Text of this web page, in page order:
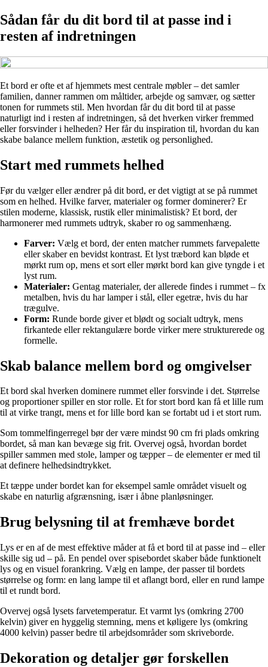
Sådan får du dit bord til at passe ind i
resten af indretningen
Et bord er ofte et af hjemmets mest centrale møbler – det samler
familien, danner rammen om måltider, arbejde og samvær, og sætter
tonen for rummets stil. Men hvordan får du dit bord til at passe
naturligt ind i resten af indretningen, så det hverken virker fremmed
eller forsvinder i helheden? Her får du inspiration til, hvordan du kan
skabe balance mellem funktion, æstetik og personlighed.
Start med rummets helhed
Før du vælger eller ændrer på dit bord, er det vigtigt at se på rummet
som en helhed. Hvilke farver, materialer og former dominerer? Er
stilen moderne, klassisk, rustik eller minimalistisk? Et bord, der
harmonerer med rummets udtryk, skaber ro og sammenhæng.
Farver: Vælg et bord, der enten matcher rummets farvepalette
eller skaber en bevidst kontrast. Et lyst træbord kan bløde et
mørkt rum op, mens et sort eller mørkt bord kan give tyngde i et
lyst rum.
Materialer: Gentag materialer, der allerede findes i rummet – fx
metalben, hvis du har lamper i stål, eller egetræ, hvis du har
trægulve.
Form: Runde borde giver et blødt og socialt udtryk, mens
firkantede eller rektangulære borde virker mere strukturerede og
formelle.
Skab balance mellem bord og omgivelser
Et bord skal hverken dominere rummet eller forsvinde i det. Størrelse
og proportioner spiller en stor rolle. Et for stort bord kan få et lille rum
til at virke trangt, mens et for lille bord kan se fortabt ud i et stort rum.
Som tommelfingerregel bør der være mindst 90 cm fri plads omkring
bordet, så man kan bevæge sig frit. Overvej også, hvordan bordet
spiller sammen med stole, lamper og tæpper – de elementer er med til
at definere helhedsindtrykket.
Et tæppe under bordet kan for eksempel samle området visuelt og
skabe en naturlig afgrænsning, især i åbne planløsninger.
Brug belysning til at fremhæve bordet
Lys er en af de mest effektive måder at få et bord til at passe ind – eller
skille sig ud – på. En pendel over spisebordet skaber både funktionelt
lys og en visuel forankring. Vælg en lampe, der passer til bordets
størrelse og form: en lang lampe til et aflangt bord, eller en rund lampe
til et rundt bord.
Overvej også lysets farvetemperatur. Et varmt lys (omkring 2700
kelvin) giver en hyggelig stemning, mens et køligere lys (omkring
4000 kelvin) passer bedre til arbejdsområder som skriveborde.
Dekoration og detaljer gør forskellen